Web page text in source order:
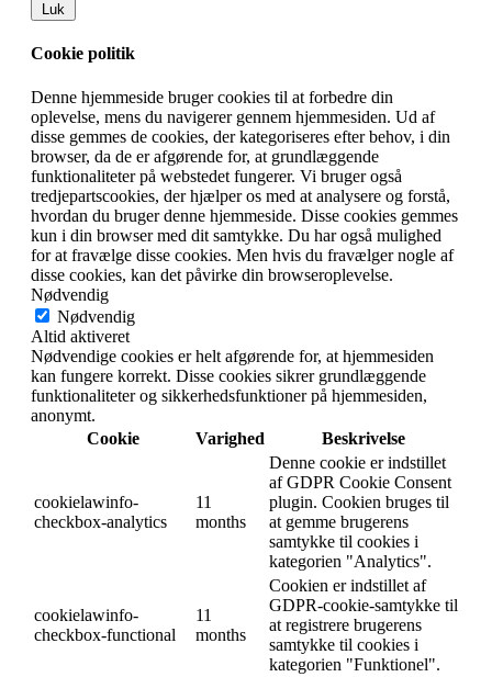
Luk
Cookie politik
Denne hjemmeside bruger cookies til at forbedre din
oplevelse, mens du navigerer gennem hjemmesiden. Ud af
disse gemmes de cookies, der kategoriseres efter behov, i din
browser, da de er afgørende for, at grundlæggende
funktionaliteter på webstedet fungerer. Vi bruger også
tredjepartscookies, der hjælper os med at analysere og forstå,
hvordan du bruger denne hjemmeside. Disse cookies gemmes
kun i din browser med dit samtykke. Du har også mulighed
for at fravælge disse cookies. Men hvis du fravælger nogle af
disse cookies, kan det påvirke din browseroplevelse.
Nødvendig
Nødvendig
Altid aktiveret
Nødvendige cookies er helt afgørende for, at hjemmesiden
kan fungere korrekt. Disse cookies sikrer grundlæggende
funktionaliteter og sikkerhedsfunktioner på hjemmesiden,
anonymt.
Cookie
Varighed Beskrivelse
cookielawinfo-
checkbox-analytics
11
months
Denne cookie er indstillet
af GDPR Cookie Consent
plugin. Cookien bruges til
at gemme brugerens
samtykke til cookies i
kategorien "Analytics".
cookielawinfo-
checkbox-functional
11
months
Cookien er indstillet af
GDPR-cookie-samtykke til
at registrere brugerens
samtykke til cookies i
kategorien "Funktionel".